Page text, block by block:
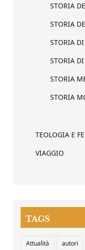
STORIA
STORIA
STORIA
STORIA
STORIA
STORIA
TEOLOGIA E
VIAGGIO
TAGS
Attualità autori